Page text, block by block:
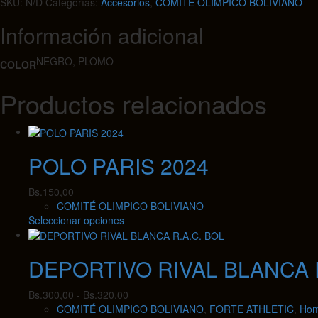
cantidad
Información adicional
COLORNEGRO, PLOMO
Productos relacionados
POLO PARIS 2024
Bs. 150,00
COMITÉ OLIMPICO BOLIVIANO
Seleccionar opcionesEste
producto
múltiples
variantes.
Las
opciones
DEPORTIVO RIVAL BLANCA
Bs.300,00 - Bs.320,00
de
COMITÉ OLIMPICO BOLIVIANO, FORTE ATHLETIC,